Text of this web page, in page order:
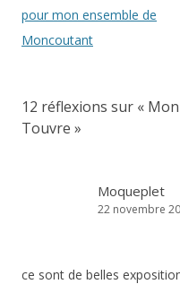
des
articles
pour mon ensemble de
Moncoutant
12 réflexions sur «
Touvre »
Moqueplet
22 novembre
ce sont de belles